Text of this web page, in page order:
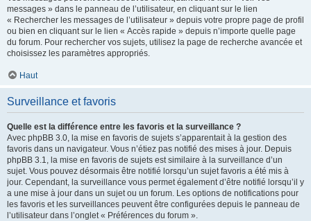
messages » dans le panneau de l’utilisateur, en cliquant sur le lien
« Rechercher les messages de l’utilisateur » depuis votre propre page de profil
ou bien en cliquant sur le lien « Accès rapide » depuis n’importe quelle page
du forum. Pour rechercher vos sujets, utilisez la page de recherche avancée et
choisissez les paramètres appropriés.
Haut
Surveillance et favoris
Quelle est la différence entre les favoris et la surveillance ?
Avec phpBB 3.0, la mise en favoris de sujets s’apparentait à la gestion des
favoris dans un navigateur. Vous n’étiez pas notifié des mises à jour. Depuis
phpBB 3.1, la mise en favoris de sujets est similaire à la surveillance d’un
sujet. Vous pouvez désormais être notifié lorsqu’un sujet favoris a été mis à
jour. Cependant, la surveillance vous permet également d’être notifié lorsqu’il y
a une mise à jour dans un sujet ou un forum. Les options de notifications pour
les favoris et les surveillances peuvent être configurées depuis le panneau de
l’utilisateur dans l’onglet « Préférences du forum ».